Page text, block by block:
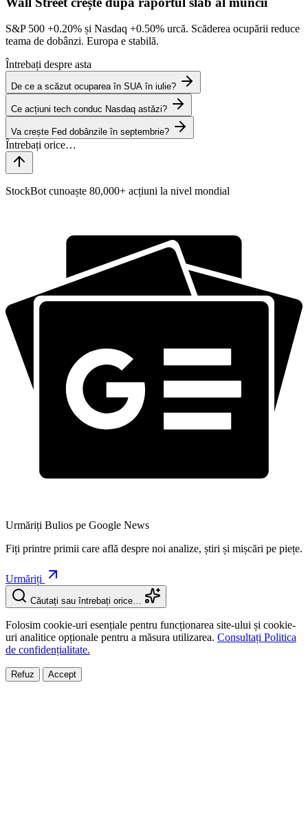
S&P 500 +0.20% și Nasdaq +0.50% urcă. Scăderea ocupării reduce
teama de dobânzi. Europa e stabilă.
Întrebați despre asta
De ce a scăzut ocuparea în SUA în iulie?
Ce acțiuni tech conduc Nasdaq astăzi?
Va crește Fed dobânzile în septembrie?
StockBot cunoaște 80,000+ acțiuni la nivel mondial
Urmăriți Bulios pe Google News
Fiți printre primii care află despre noi analize, știri și mișcări pe piețe.
Urmăriți
Căutați sau întrebați orice…
Folosim cookie-uri esențiale pentru funcționarea site-ului și cookie-
uri analitice opționale pentru a măsura utilizarea. Consultați Politica
de confidențialitate.
Refuz Accept